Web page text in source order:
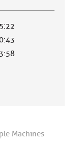
Machines